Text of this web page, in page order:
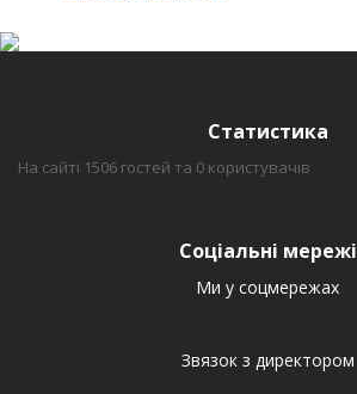
Статистика
На сайті 1506 гостей та 0 користувачів
Соціальні мережі
Ми у соцмережах
Звязок з директором